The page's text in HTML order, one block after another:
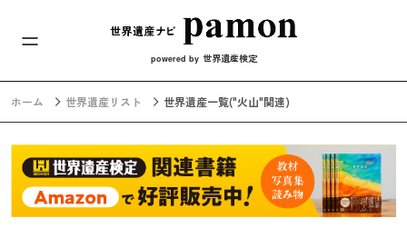
メインナビ
powered by 世界遺産検定
ホーム 世界遺産リスト 世界遺産一覧("火山"関連)